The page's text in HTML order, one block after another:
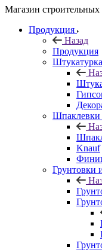
Магазин строительных
Продукция
Назад
Продукция
Штукатурка
Шпаклевки
Knauf
Грунтовки